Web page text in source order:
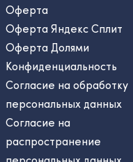
Оферта
Оферта Яндекс Сплит
Оферта Долями
Конфиденциальность
Согласие на обработку
персональных данных
Согласие на
распространение